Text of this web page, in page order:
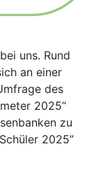
uns. Rund
an einer
des
2025“
zu
2025”